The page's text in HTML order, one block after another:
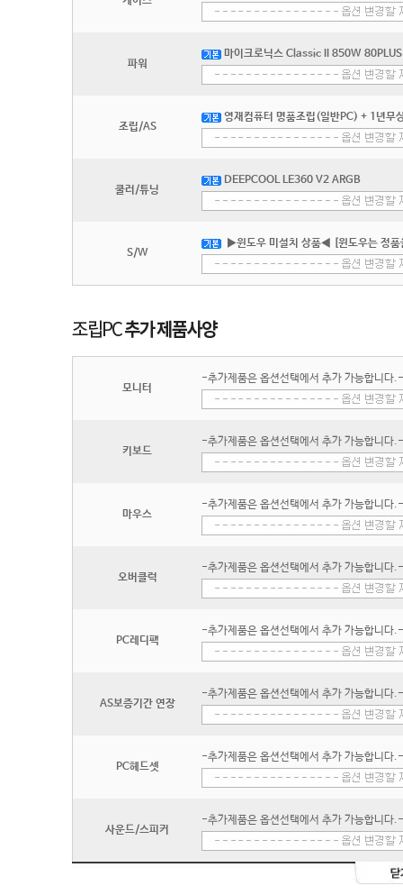
파워
마이크로닉스 Classic II 850W
조립/AS
영재컴퓨터 명품조립(일반PC) + 1년무
쿨러/튜닝
DEEPCOOL LE360 V2 ARGB
S/W
▶윈도우 미설치 상품◀ [윈도우는 정
모니터
-추가제품은 옵션선택에서 추가 가능합니다.-
키보드
-추가제품은 옵션선택에서 추가 가능합니다.-
마우스
-추가제품은 옵션선택에서 추가 가능합니다.-
오버클럭
-추가제품은 옵션선택에서 추가 가능합니다.-
PC레디팩
-추가제품은 옵션선택에서 추가 가능합니다.-
AS보증기간 연장
-추가제품은 옵션선택에서 추가 가능합니다.-
PC헤드셋
-추가제품은 옵션선택에서 추가 가능합니다.-
사운드/스피커
-추가제품은 옵션선택에서 추가 가능합니다.-